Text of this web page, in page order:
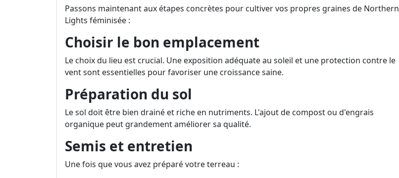
Passons maintenant aux étapes concrètes pour cultiver vos propres graines de Northern
Lights féminisée :
Choisir le bon emplacement
Le choix du lieu est crucial. Une exposition adéquate au soleil et une protection contre le
vent sont essentielles pour favoriser une croissance saine.
Préparation du sol
Le sol doit être bien drainé et riche en nutriments. L'ajout de compost ou d'engrais
organique peut grandement améliorer sa qualité.
Semis et entretien
Une fois que vous avez préparé votre terreau :